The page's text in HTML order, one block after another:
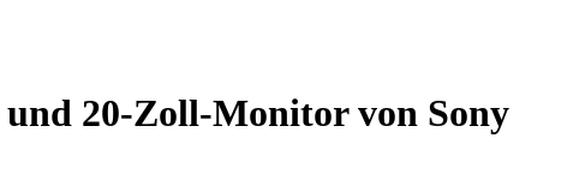
20-Zoll-Monitor von Sony